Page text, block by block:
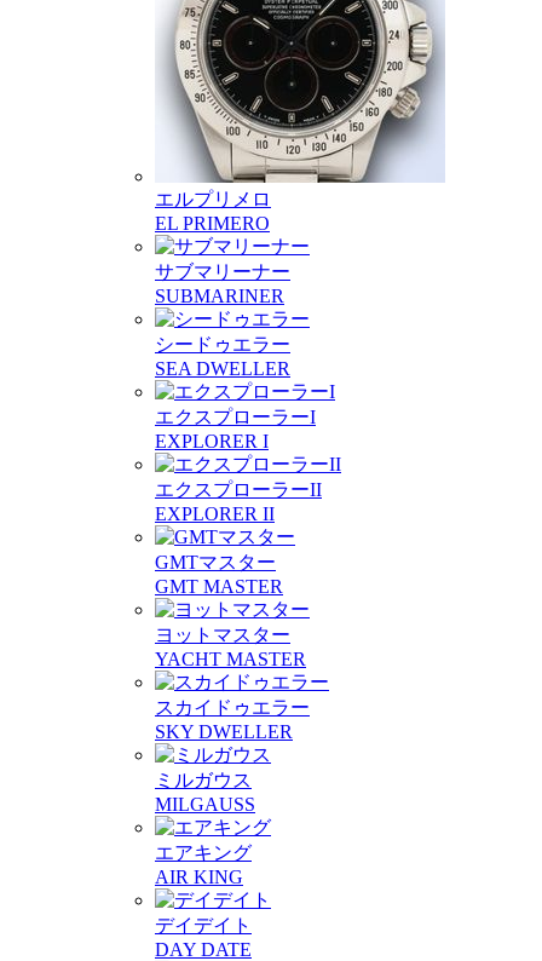
エルプリメロ
EL PRIMERO
サブマリーナー
SUBMARINER
シードゥエラー
SEA DWELLER
エクスプローラーI
EXPLORER I
エクスプローラーII
EXPLORER II
GMTマスター
GMT MASTER
ヨットマスター
YACHT MASTER
スカイドゥエラー
SKY DWELLER
ミルガウス
MILGAUSS
エアキング
AIR KING
デイデイト
DAY DATE